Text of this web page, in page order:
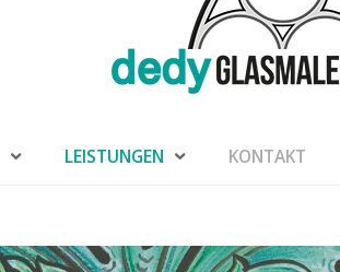
LEISTUNGEN KONTAKT